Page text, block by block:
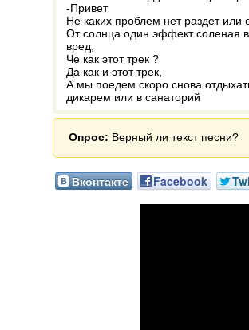
-Привет
Не каких проблем нет раздет или
От солнца один эффект соленая
вред,
Че как этот трек ?
Да как и этот трек,
А мы поедем скоро снова
дикарем или в санаторий
Опрос: Верный ли текст песни?
Вконтакте Facebook